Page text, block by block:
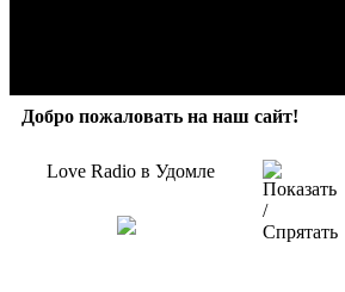
Добро пожаловать на наш сайт!
Love Radio в Удомле